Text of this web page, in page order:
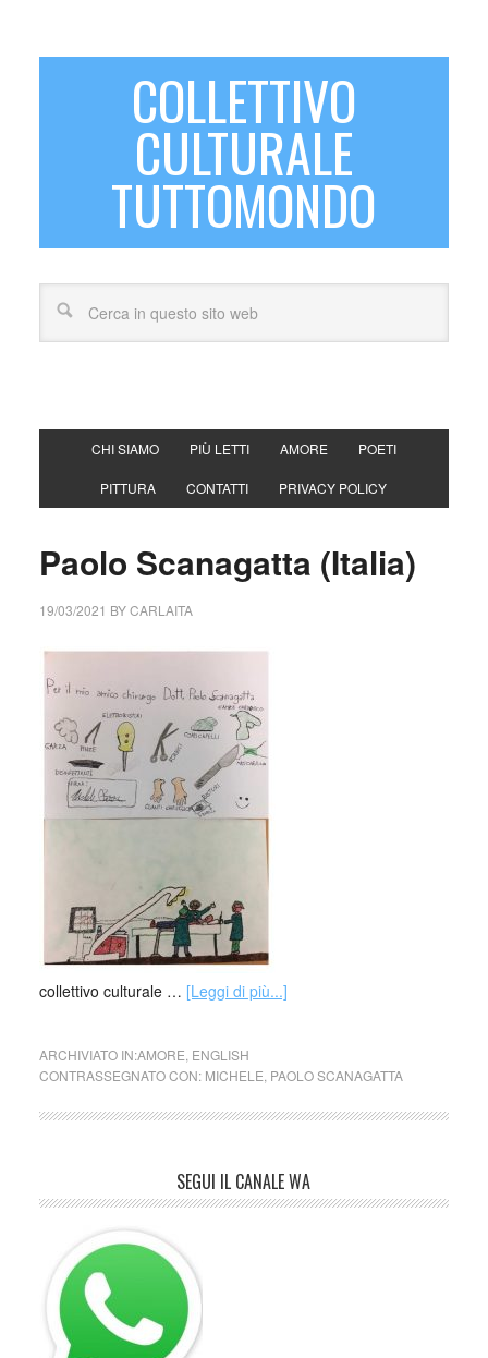
COLLETTIVO
CULTURALE
TUTTOMONDO
CHI SIAMO PIÙ LETTI AMORE POETI
PITTURA CONTATTI PRIVACY POLICY
Paolo Scanagatta (Italia)
19/03/2021 BYCARLAITA
collettivo culturale … [Leggi di più...]
ARCHIVIATO IN:AMORE ENGLISH
CONTRASSEGNATO CON: MICHELE PAOLO SCANAGATTA
SEGUI IL CANALE WA